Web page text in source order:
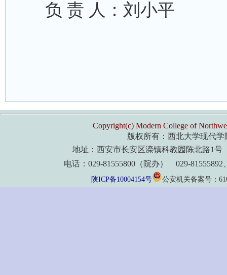
负 责 人：刘小平
Copyright(c) Modern College of
版权所有：西北大学现代学
地址：西安市长安区滦镇科教园陈北路1
电话：029-81555800（院办） 029-81555892
陕ICP备10004154号 公安机关备案号：